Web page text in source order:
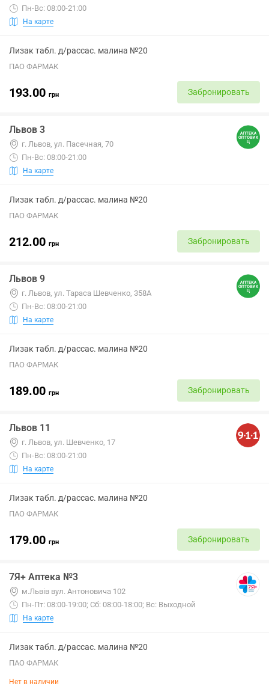
Пн-Вс: 08:00-21:00
На карте
Лизак табл. д/рассас. малина №20
ПАО ФАРМАК
193.00 грн Забронировать
Львов 3
г. Львов, ул. Пасечная, 70
Пн-Вс: 08:00-21:00
На карте
Лизак табл. д/рассас. малина №20
ПАО ФАРМАК
212.00 грн Забронировать
Львов 9
г. Львов, ул. Тараса Шевченко, 358А
Пн-Вс: 08:00-21:00
На карте
Лизак табл. д/рассас. малина №20
ПАО ФАРМАК
189.00 грн Забронировать
Львов 11
г. Львов, ул. Шевченко, 17
Пн-Вс: 08:00-21:00
На карте
Лизак табл. д/рассас. малина №20
ПАО ФАРМАК
179.00 грн Забронировать
7Я+ Аптека №3
м.Львів вул. Антоновича 102
Пн-Пт: 08:00-19:00; Сб: 08:00-18:00; Вс: Выходной
На карте
Лизак табл. д/рассас. малина №20
ПАО ФАРМАК
Нет в наличии